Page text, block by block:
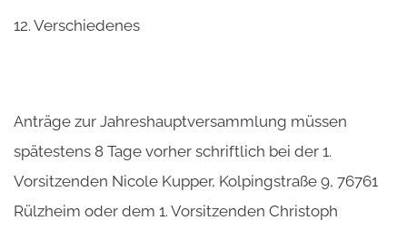
12. Verschiedenes
Anträge zur Jahreshauptversammlung müssen
spätestens 8 Tage vorher schriftlich bei der 1.
Vorsitzenden Nicole Kupper, Kolpingstraße 9, 76761
Rülzheim oder dem 1. Vorsitzenden Christoph